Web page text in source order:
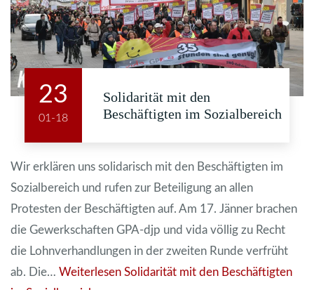
23
01-18
Solidarität mit den
Beschäftigten im Sozialbereich
Wir erklären uns solidarisch mit den Beschäftigten im
Sozialbereich und rufen zur Beteiligung an allen
Protesten der Beschäftigten auf. Am 17. Jänner brachen
die Gewerkschaften GPA-djp und vida völlig zu Recht
die Lohnverhandlungen in der zweiten Runde verfrüht
ab. Die… Weiterlesen Solidarität mit den Beschäftigten